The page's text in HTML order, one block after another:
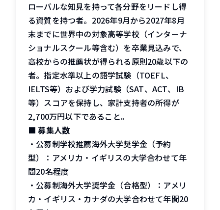
ローバルな知見を持って各分野をリードし得
る資質を持つ者。2026年9月から2027年8月
末までに世界中の対象高等学校（インターナ
ショナルスクール等含む）を卒業見込みで、
高校からの推薦状が得られる原則20歳以下の
者。指定水準以上の語学試験（TOEFL、
IELTS等）および学力試験（SAT、ACT、IB
等）スコアを保持し、家計支持者の所得が
2,700万円以下であること。
■募集人数
・公募制学校推薦海外大学奨学金（予約
型）：アメリカ・イギリスの大学合わせて年
間20名程度
・公募制海外大学奨学金（合格型）：アメリ
カ・イギリス・カナダの大学合わせて年間20